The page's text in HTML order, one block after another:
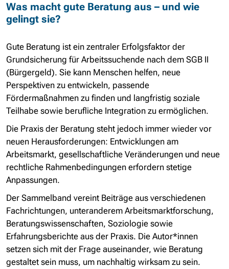
Was macht gute Beratung aus – und wie
gelingt sie?
Gute Beratung ist ein zentraler Erfolgsfaktor der
Grundsicherung für Arbeitssuchende nach dem SGB II
(Bürgergeld). Sie kann Menschen helfen, neue
Perspektiven zu entwickeln, passende
Fördermaßnahmen zu finden und langfristig soziale
Teilhabe sowie berufliche Integration zu ermöglichen.
Die Praxis der Beratung steht jedoch immer wieder vor
neuen Herausforderungen: Entwicklungen am
Arbeitsmarkt, gesellschaftliche Veränderungen und neue
rechtliche Rahmenbedingungen erfordern stetige
Anpassungen.
Der Sammelband vereint Beiträge aus verschiedenen
Fachrichtungen, unteranderem Arbeitsmarktforschung,
Beratungswissenschaften, Soziologie sowie
Erfahrungsberichte aus der Praxis. Die Autor*innen
setzen sich mit der Frage auseinander, wie Beratung
gestaltet sein muss, um nachhaltig wirksam zu sein.